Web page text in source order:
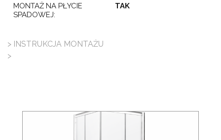
MONTAŻ NA PŁYCIE
SPADOWEJ:
TAK
> INSTRUKCJA MONTAŻU
>